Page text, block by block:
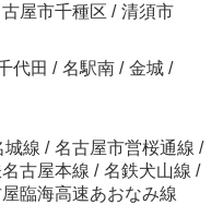
屋市千種区 / 清須市
代田 / 名駅南 / 金城 /
城線 / 名古屋市営桜通線 /
古屋本線 / 名鉄犬山線 /
臨海高速あおなみ線